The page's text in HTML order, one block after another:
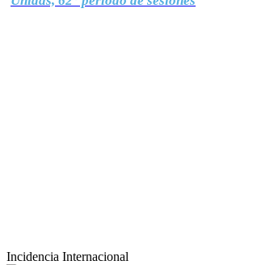
Incidencia Internacional